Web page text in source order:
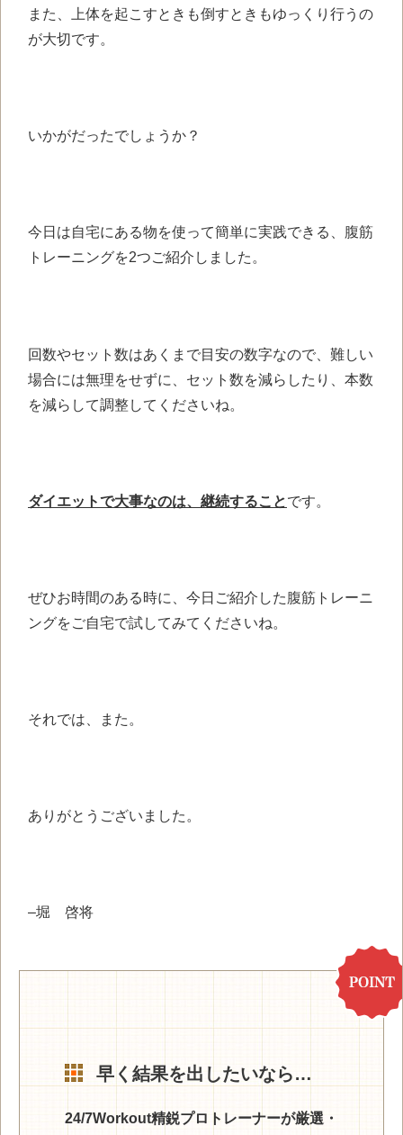
また、上体を起こすときも倒すときもゆっくり行うの
が大切です。
いかがだったでしょうか？
今日は自宅にある物を使って簡単に実践できる、腹筋
トレーニングを2つご紹介しました。
回数やセット数はあくまで目安の数字なので、難しい
場合には無理をせずに、セット数を減らしたり、本数
を減らして調整してくださいね。
ダイエットで大事なのは、継続することです。
ぜひお時間のある時に、今日ご紹介した腹筋トレーニ
ングをご自宅で試してみてくださいね。
それでは、また。
ありがとうございました。
–堀 啓将
早く結果を出したいなら…
24/7Workout精鋭プロトレーナーが厳選・